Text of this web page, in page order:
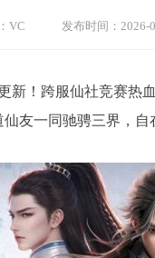
VC 发布时间： 2026-
新！跨服仙社竞赛
友一同驰骋三界，自